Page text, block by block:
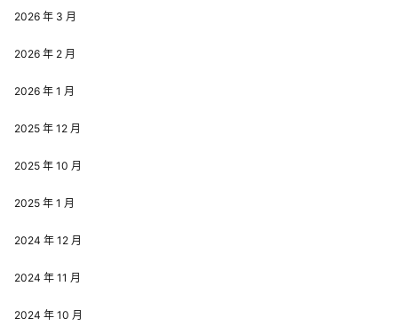
2026 年 3 月
2026 年 2 月
2026 年 1 月
2025 年 12 月
2025 年 10 月
2025 年 1 月
2024 年 12 月
2024 年 11 月
2024 年 10 月